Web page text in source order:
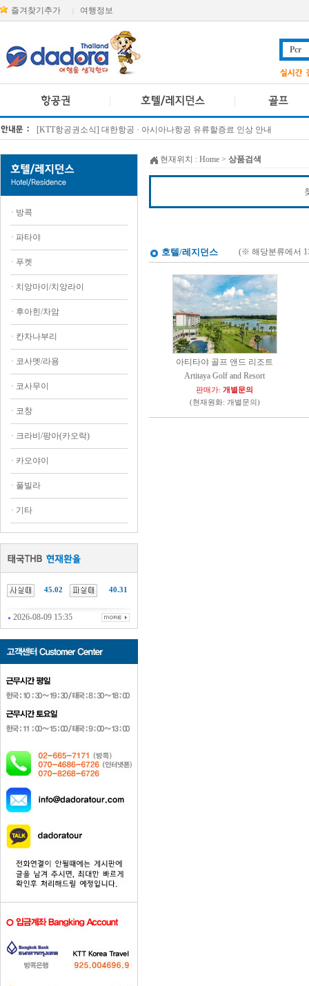
즐겨찾기추가 여행정보
[KTT항공권소식] 대한항공 · 아시아나항공 유류할증료 인상 안내
· 방콕
· 파타야
· 푸켓
· 치앙마이/치앙라이
· 후아힌/차암
· 칸차나부리
· 코사멧/라용
· 코사무이
· 코창
· 크라비/팡아(카오락)
· 카오야이
· 풀빌라
· 기타
45.02 40.31
2026-08-09 15:35
현재위치 : Home > 상품검색
호텔/레지던스 (※ 해당분류에서 1
아티타야 골프 앤드 리조트
Artitaya Golf and Resort
판매가:개별문의
(현재원화: 개별문의)